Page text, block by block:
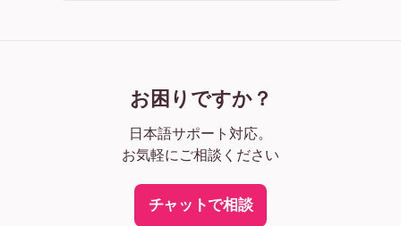
お困りですか？
日本語サポート対応。
お気軽にご相談ください
チャットで相談